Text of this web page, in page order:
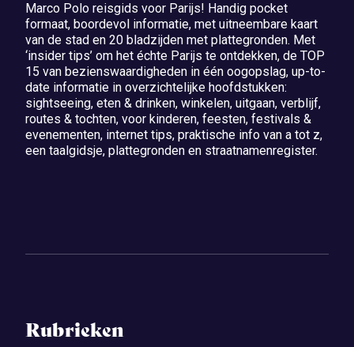
Marco Polo reisgids voor Parijs! Handig pocket
formaat, boordevol informatie, met uitneembare kaart
van de stad en 20 bladzijden met plattegronden. Met
‘insider tips’ om het échte Parijs te ontdekken, de TOP
15 van bezienswaardigheden in één oogopslag, up-to-
date informatie in overzichtelijke hoofdstukken:
sightseeing, eten & drinken, winkelen, uitgaan, verblijf,
routes & tochten, voor kinderen, feesten, festivals &
evenementen, internet tips, praktische info van a tot z,
een taalgidsje, plattegronden en straatnamenregister.
Rubrieken